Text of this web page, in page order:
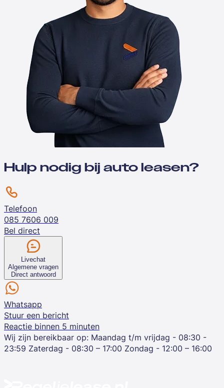
Hulp nodig bij auto leasen?
Telefoon
085 7606 009
Bel direct
Livechat
Algemene vragen
Direct antwoord
Whatsapp
Stuur een bericht
Reactie binnen 5 minuten
Wij zijn bereikbaar op: Maandag t/m vrijdag - 08:30 -
23:59 Zaterdag - 08:30 – 17:00 Zondag - 12:00 – 16:00